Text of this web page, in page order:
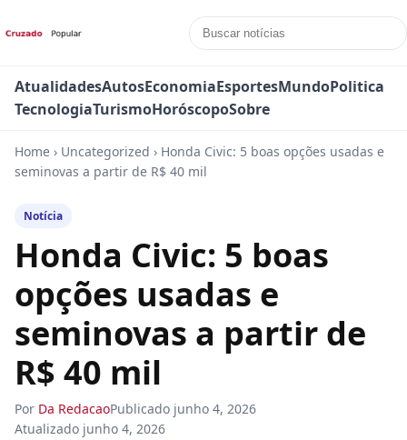
AtualidadesAutosEconomiaEsportesMundoPolitica
TecnologiaTurismoHoróscopoSobre
Home › Uncategorized › Honda Civic: 5 boas opções usadas e
seminovas a partir de R$ 40 mil
Notícia
Honda Civic: 5 boas
opções usadas e
seminovas a partir de
R$ 40 mil
Por Da RedacaoPublicado junho 4, 2026
Atualizado junho 4, 2026